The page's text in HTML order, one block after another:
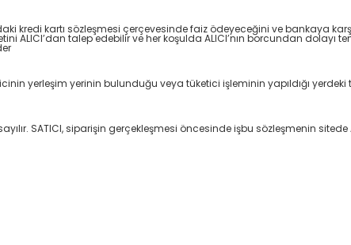
kredi kartı sözleşmesi çerçevesinde faiz ödeyeceğini ve bankaya
talep edebilir ve her koşulda ALICI’nın borcundan dolayı
yerleşim yerinin bulunduğu veya tüketici işleminin yapıldığı yerdeki
SATICI, siparişin gerçekleşmesi öncesinde işbu sözleşmenin